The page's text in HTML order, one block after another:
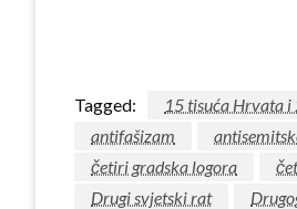
Tagged: 15 tisuća Hrvata
antifašizam
četiri gradska logora
Drugi svjetski rat